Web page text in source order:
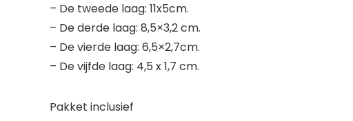
– De tweede laag: 11x5cm.
– De derde laag: 8,5×3,2 cm.
– De vierde laag: 6,5×2,7cm.
– De vijfde laag: 4,5 x 1,7 cm.
Pakket inclusief